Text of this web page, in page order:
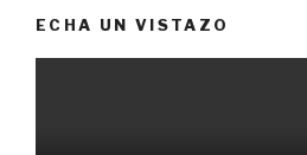
ECHA UN VISTAZO